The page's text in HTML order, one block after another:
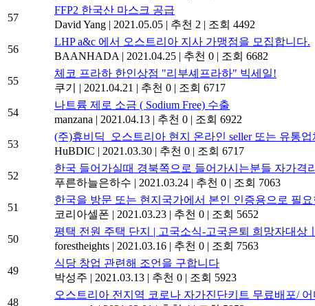
57
FFP2 한국산 마스크 공급
David Yang
2021.05.05 추천 2 조회 4492
56
LHP a&c 에서 오스트리아 지사 가맹점을 모집합니다.
BAANHADA
2021.04.25 추천 0 조회 6682
55
체코 프라하 한인상점 "리부셰프라하" 빅세일!
쿠기
2021.04.21 추천 0 조회 6717
54
나트륨 제로 소금 ( Sodium Free) 수출
manzana
2021.04.13 추천 0 조회 6922
53
(주)휴비딕_오스트리아 현지 온라인 seller 또는 유통업
HuBDIC
2021.03.30 추천 0 조회 6717
52
한국 들어가실때 경북쪽으로 들어가시는분들 자가격
푸른하늘은하수
2021.03.24 추천 0 조회 7063
51
한국을 방문 또는 현지국가에서 본인 인증용으로 필
코리아셀폰
2021.03.23 추천 0 조회 5652
50
평택 전원 주택 단지 | 고국소식-고국은퇴 희망자대상
forestheights
2021.03.16 추천 0 조회 7563
49
식당 창업 관련해 조언을 구합니다
박성주
2021.03.13 추천 0 조회 5923
48
오스트리아 전지역 코로나 자가진단키트 무료배포/